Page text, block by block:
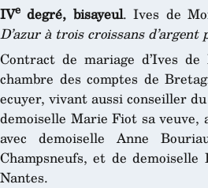
IVe degré, bisayeul. Ives de
D’azur à trois croissans d’argent
Contract de mariage d’Ives
chambre des comptes de
ecuyer, vivant aussi conseiller
demoiselle Marie Fiot sa
avec demoiselle Anne
Champsneufs, et de
Nantes.